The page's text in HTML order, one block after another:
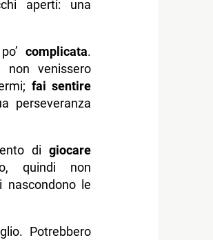
aperti: una
complicata.
venissero
fai sentire
perseveranza
digiocare
quindi non
nascondono le
Potrebbero